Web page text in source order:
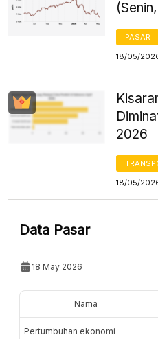
PASAR
18/05/
2026
18/05/
Data Pasar
18 May 2026
Nama
Pertumbuhan ekonomi